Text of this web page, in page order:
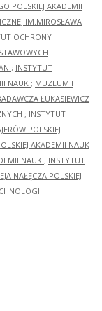
POLSKIEJ AKADEMII
IM.MIROSŁAWA
OCHRONY
; INSTYTUT
NAUK ; MUZEUM I
ŁUKASIEWICZ
; INSTYTUT
POLSKIEJ
AKADEMII NAUK
NAUK ; INSTYTUT
NAŁĘCZA POLSKIEJ